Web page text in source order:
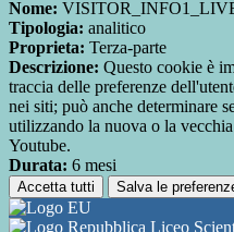
Nome:
Tipologia: analitico
Proprieta: Terza-parte
Descrizione: Questo cookie è
traccia delle preferenze
nei siti; può anche determinare
utilizzando la nuova o la
Youtube.
Durata: 6 mesi
Accetta tutti Salva le
Liceo